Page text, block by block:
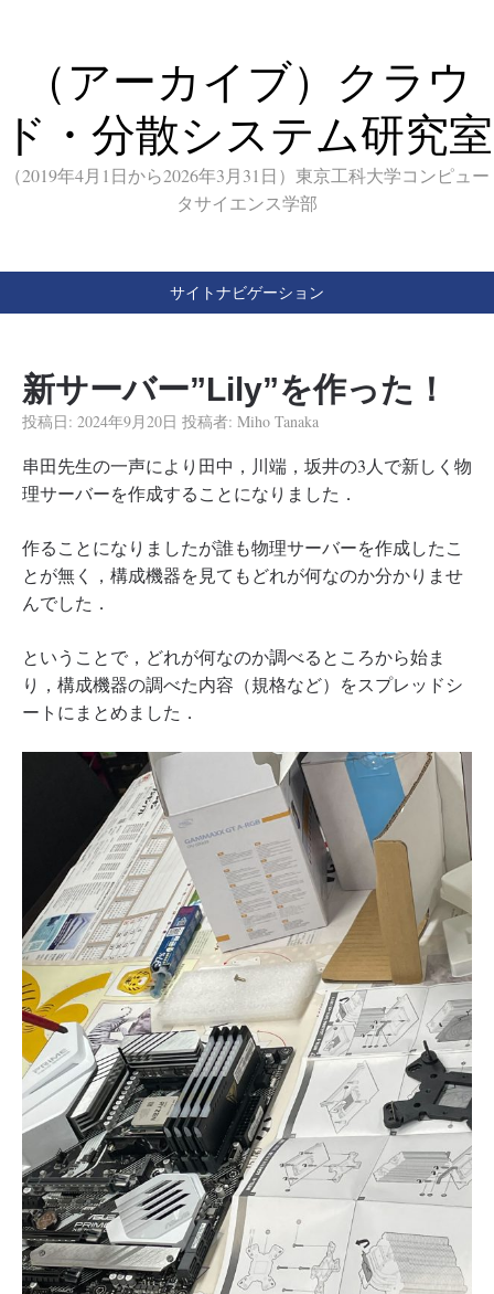
（アーカイブ）クラウ
ド・分散システム研究室
（2019年4月1日から2026年3月31日）東京工科大学コンピュー
タサイエンス学部
サイトナビゲーション
新サーバー”Lily”を作った！
投稿日: 2024年9月20日 投稿者: Miho Tanaka
串田先生の一声により田中，川端，坂井の3人で新しく物
理サーバーを作成することになりました．
作ることになりましたが誰も物理サーバーを作成したこ
とが無く，構成機器を見てもどれが何なのか分かりませ
んでした．
ということで，どれが何なのか調べるところから始ま
り，構成機器の調べた内容（規格など）をスプレッドシ
ートにまとめました．